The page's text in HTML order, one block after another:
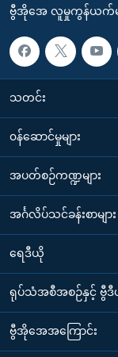
ဗွီအိုအေ လူမှုကွန်ယက်မ
သတင်း
၀န်ဆောင်မှုများ
အပတ်စဉ်ကဏ္ဍများ
အင်္ဂလိပ်သင်ခန်းစာများ
ရေဒီယို
ရုပ်သံအစီအစဉ်နှင့် ဗွီဒီ
ဗွီအိုအေအကြောင်း